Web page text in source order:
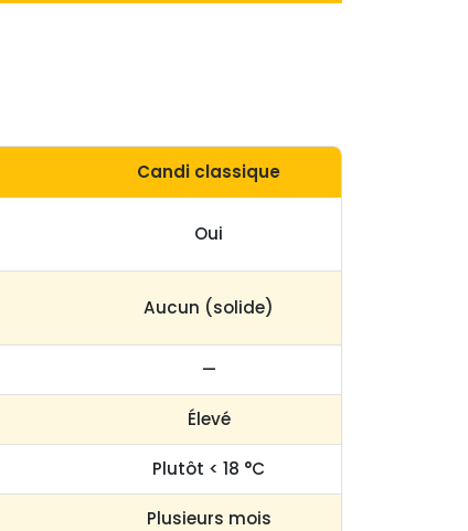
Candi classique
Oui
Aucun (solide)
—
Élevé
Plutôt < 18 °C
Plusieurs mois